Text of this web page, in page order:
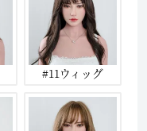
#11ウィッグ